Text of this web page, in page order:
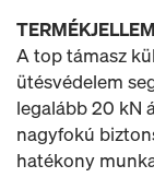
A top támasz
ütésvédelem
legalább 20 kN
nagyfokú
hatékony